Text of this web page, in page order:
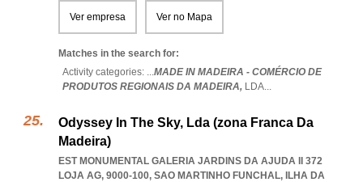
Ver empresa Ver no Mapa
Matches in the search for:
Activity categories: ...MADE IN MADEIRA - COMÉRCIO DE
PRODUTOS REGIONAIS DA MADEIRA, LDA...
Odyssey In The Sky, Lda (zona Franca Da
Madeira)
EST MONUMENTAL GALERIA JARDINS DA AJUDA II 372
LOJA AG, 9000-100, SAO MARTINHO FUNCHAL, ILHA DA